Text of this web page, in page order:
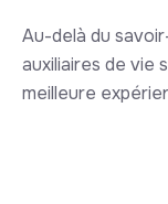
Au-delà du
auxiliaires de vie
meilleure